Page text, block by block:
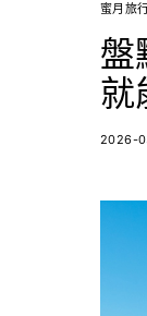
蜜月旅
盤
就
2026-